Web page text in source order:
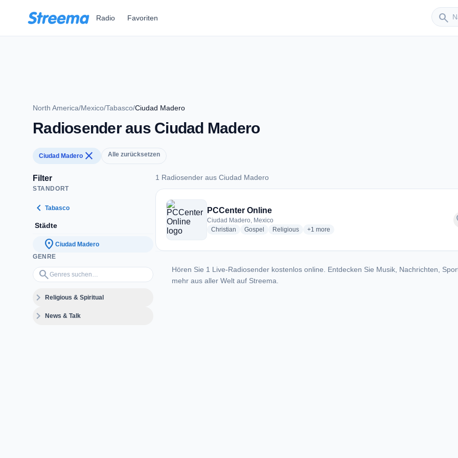
Radio Favoriten search
Sender
North America/Mexico/Tabasco/Ciudad Madero
Radiosender aus Ciudad Madero
Ciudad Madero close Alle zurücksetzen
Filter
STANDORT
chevron_left Tabasco
Städte
location_on Ciudad Madero
GENRE
search
Genres suchen…
expand_moreReligious & Spiritual
expand_moreNews & Talk
1 Radiosender aus Ciudad Madero
1 Radiosender aus Ciudad Madero
PCCenter Online
Ciudad Madero, Mexico
Christian radio stations
Gospel radio stations
Religiousradio stations
+1 more genres for PCCenter Online
more
Hören Sie 1 Live-Radiosender kostenlos online. Entdecken Sie Musik, Nachrichten,
mehr aus aller Welt auf Streema.